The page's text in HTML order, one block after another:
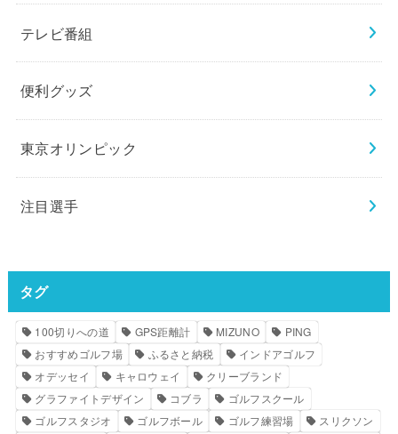
テレビ番組
便利グッズ
東京オリンピック
注目選手
タグ
100切りへの道 GPS距離計 MIZUNO
PING
おすすめゴルフ場
ふるさと納税
インドアゴルフ
オデッセイ
キャロウェイ
クリーブランド
グラファイトデザイン
コブラ
ゴルフスクール
ゴルフスタジオ
ゴルフボール ゴルフ練習場 スリクソン